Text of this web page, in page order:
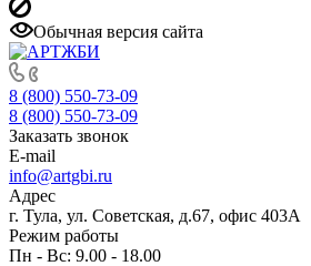
Обычная версия сайта
8 (800) 550-73-09
8 (800) 550-73-09
Заказать звонок
E-mail
info@artgbi.ru
Адрес
г. Тула, ул. Советская, д.67, офис 403А
Режим работы
Пн - Вс: 9.00 - 18.00